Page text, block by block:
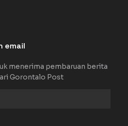
email
menerima pembaruan berita
Gorontalo Post